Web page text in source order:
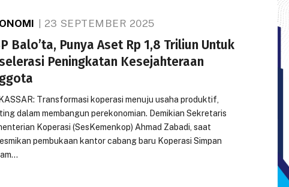
23 SEPTEMBER 2025
Balo’ta, Punya Aset Rp 1,8 Triliun Untuk
Peningkatan Kesejahteraan
Transformasi koperasi menuju usaha produktif,
dalam membangun perekonomian. Demikian Sekretaris
Koperasi (SesKemenkop) Ahmad Zabadi, saat
pembukaan kantor cabang baru Koperasi Simpan